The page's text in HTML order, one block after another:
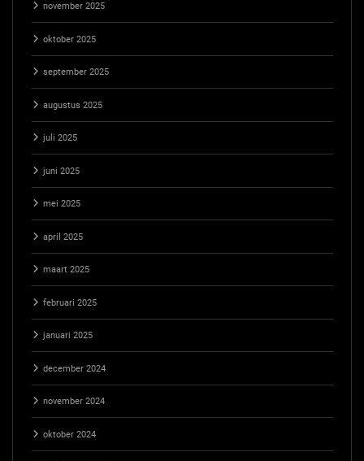
november 2025
oktober 2025
september 2025
augustus 2025
juli 2025
juni 2025
mei 2025
april 2025
maart 2025
februari 2025
januari 2025
december 2024
november 2024
oktober 2024